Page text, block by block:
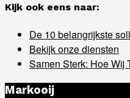
Kijk ook eens naar:
De 10 belangrijkste
Bekijk onze diensten
Samen Sterk: Hoe Wij
Markooij